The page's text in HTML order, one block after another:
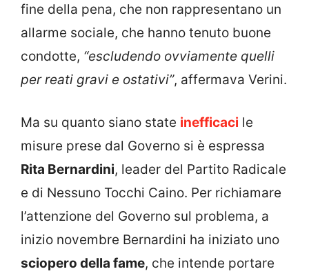
fine della pena, che non rappresentano un
allarme sociale, che hanno tenuto buone
condotte, “escludendo ovviamente quelli
per reati gravi e ostativi”, affermava Verini.
Ma su quanto siano state inefficaci le
misure prese dal Governo si è espressa
Rita Bernardini, leader del Partito Radicale
e di Nessuno Tocchi Caino. Per richiamare
l’attenzione del Governo sul problema, a
inizio novembre Bernardini ha iniziato uno
sciopero della fame, che intende portare